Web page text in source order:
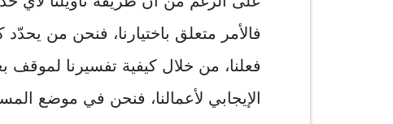
فالأمر متعلق باختيارنا، فنحن من
فعلنا، من خلال كيفية تفسيرنا لموقف
الإيجابي لأعمالنا، فنحن في موضع